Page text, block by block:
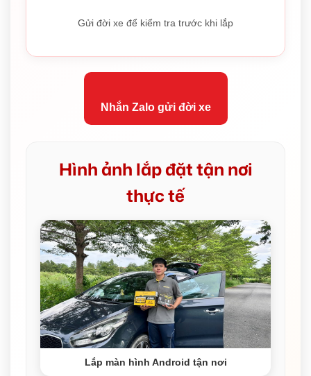
Gửi đời xe để kiểm tra trước khi lắp
Nhắn Zalo gửi đời xe
Hình ảnh lắp đặt tận nơi
thực tế
Lắp màn hình Android tận nơi